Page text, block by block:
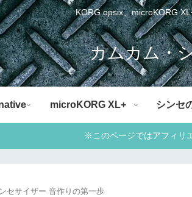
KORG opsix、microKORG
カムカム・
microKORG XL+ シンセ
※このページではアフィリ
セサイザー 音作りの第一歩